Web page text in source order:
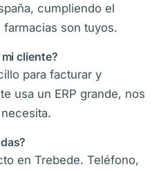
cumpliendo el
farmacias son tuyos.
mi cliente?
para facturar y
usa un ERP grande, nos
en Trebede. Teléfono,